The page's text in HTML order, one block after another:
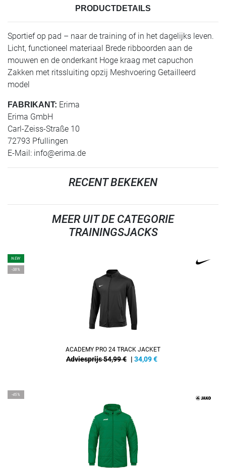
PRODUCTDETAILS
Sportief op pad – naar de training of in het dagelijks leven.
Licht, functioneel materiaal Brede ribboorden aan de
mouwen en de onderkant Hoge kraag met capuchon
Zakken met ritssluiting opzij Meshvoering Getailleerd
model
FABRIKANT: Erima
Erima GmbH
Carl-Zeiss-Straße 10
72793 Pfullingen
E-Mail: info@erima.de
RECENT BEKEKEN
MEER UIT DE CATEGORIE
TRAININGSJACKS
NEW
-38%
ACADEMY PRO 24 TRACK JACKET
Adviesprijs 54,99 € | 34,09€
-45%